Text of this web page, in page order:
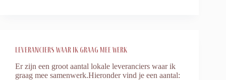
Leveranciers waar ik graag mee werk
Er zijn een groot aantal lokale leveranciers waar ik
graag mee samenwerk.Hieronder vind je een aantal: